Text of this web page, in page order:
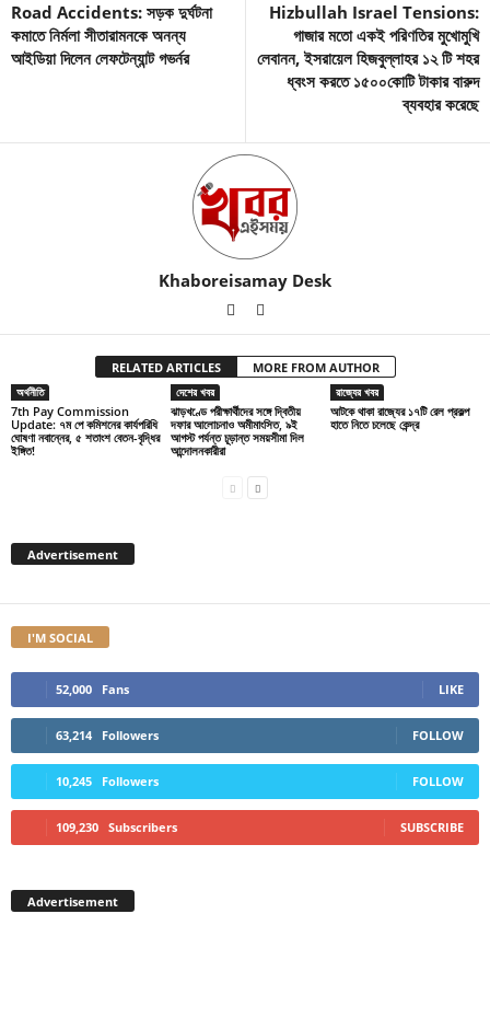
Road Accidents: সড়ক দুর্ঘটনা
কমাতে নির্মলা সীতারামনকে অনন্য
আইডিয়া দিলেন লেফটেন্যান্ট গভর্নর
Hizbullah Israel Tensions:
গাজার মতো একই পরিণতির মুখোমুখি
লেবানন, ইসরায়েল হিজবুল্লাহর ১২ টি শহর
ধ্বংস করতে ১৫০০কোটি টাকার বারুদ
ব্যবহার করেছে
Khaboreisamay Desk
RELATED ARTICLES MORE FROM AUTHOR
অর্থনীতি
7th Pay Commission
Update: ৭ম পে কমিশনের কার্যপরিধি
ঘোষণা নবান্নের, ৫ শতাংশ বেতন-বৃদ্ধির
ইঙ্গিত!
দেশের খবর
ঝাড়খণ্ডে পরীক্ষার্থীদের সঙ্গে দ্বিতীয়
দফার আলোচনাও অমীমাংসিত, ৯ই
আগস্ট পর্যন্ত চূড়ান্ত সময়সীমা দিল
আন্দোলনকারীরা
রাজ্যের খবর
আটকে থাকা রাজ্যের ১৭টি রেল প্রকল্প
হাতে নিতে চলেছে কেন্দ্র
Advertisement
I'M SOCIAL
52,000 Fans LIKE
63,214 Followers FOLLOW
10,245 Followers FOLLOW
109,230 Subscribers SUBSCRIBE
Advertisement